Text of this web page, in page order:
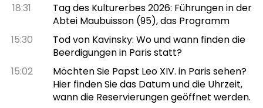
18:31
Tag des Kulturerbes 2026: Führungen in der
Abtei Maubuisson (95), das Programm
15:30
Tod von Kavinsky: Wo und wann finden die
Beerdigungen in Paris statt?
15:02
Möchten Sie Papst Leo XIV. in Paris sehen?
Hier finden Sie das Datum und die Uhrzeit,
wann die Reservierungen geöffnet werden.